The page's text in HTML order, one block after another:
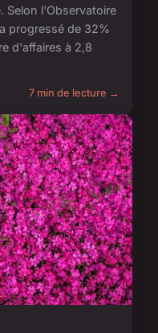
Selon l'Observatoire
progressé de 32%
d'affaires à 2,8
7 min de lecture →